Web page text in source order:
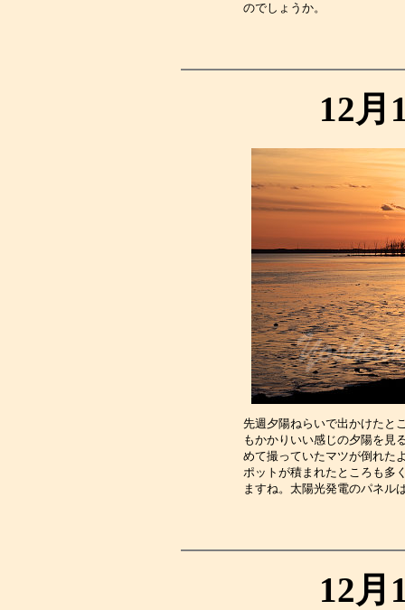
ので
12月
先週夕陽ねらいで出かけたと
もかかりいい感じの夕陽を見
めて撮っていたマツが倒れた
ポットが積まれたところも多
ますね。太陽光発電のパ
12月